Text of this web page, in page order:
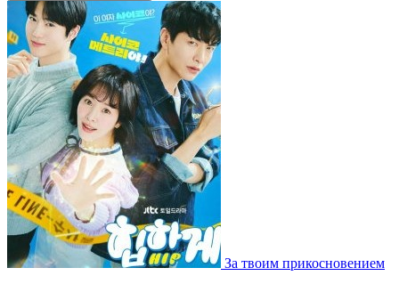
За твоим прикосновением